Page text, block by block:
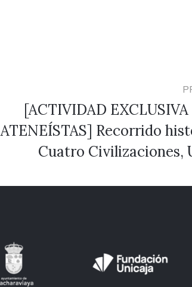
[ACTIVIDAD EXCLUSIVA
ATENEÍSTAS] Recorrido
Cuatro Civilizaciones,